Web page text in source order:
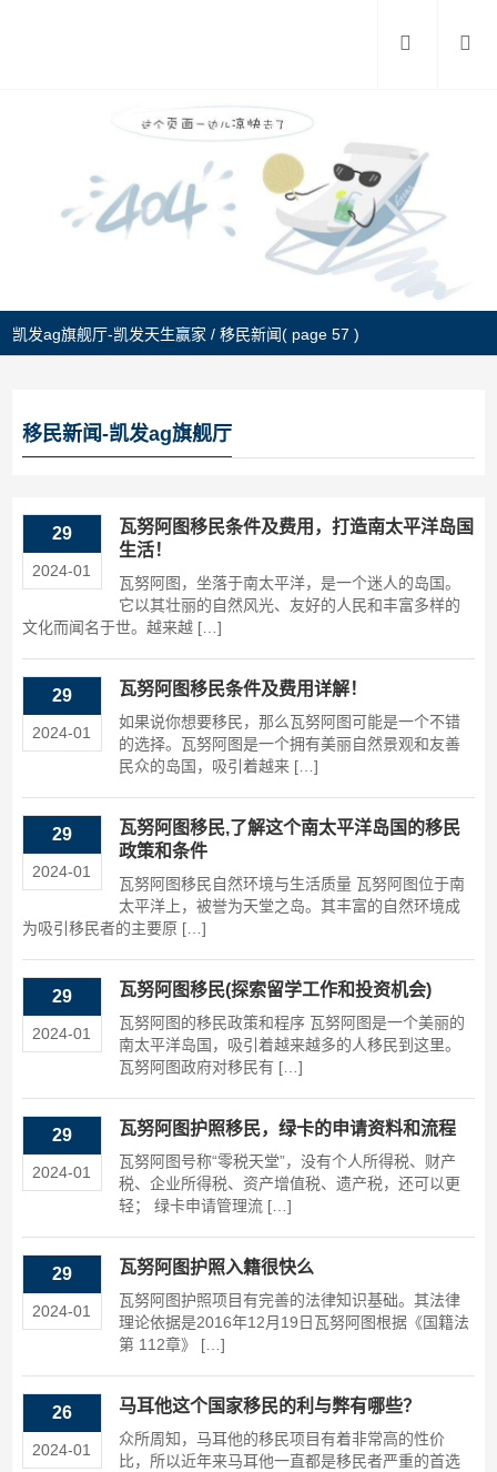
凯发ag旗舰厅-凯发天生赢家 /移民新闻( page 57 )
移民新闻-凯发ag旗舰厅
29
2024-01
瓦努阿图移民条件及费用，打造南太平洋岛国
生活！
瓦努阿图，坐落于南太平洋，是一个迷人的岛国。
它以其壮丽的自然风光、友好的人民和丰富多样的
文化而闻名于世。越来越 […]
29
2024-01
瓦努阿图移民条件及费用详解！
如果说你想要移民，那么瓦努阿图可能是一个不错
的选择。瓦努阿图是一个拥有美丽自然景观和友善
民众的岛国，吸引着越来 […]
29
2024-01
瓦努阿图移民,了解这个南太平洋岛国的移民
政策和条件
瓦努阿图移民自然环境与生活质量 瓦努阿图位于南
太平洋上，被誉为天堂之岛。其丰富的自然环境成
为吸引移民者的主要原 […]
29
2024-01
瓦努阿图移民(探索留学工作和投资机会)
瓦努阿图的移民政策和程序 瓦努阿图是一个美丽的
南太平洋岛国，吸引着越来越多的人移民到这里。
瓦努阿图政府对移民有 […]
29
2024-01
瓦努阿图护照移民，绿卡的申请资料和流程
瓦努阿图号称“零税天堂”，没有个人所得税、财产
税、企业所得税、资产增值税、遗产税，还可以更
轻； 绿卡申请管理流 […]
29
2024-01
瓦努阿图护照入籍很快么
瓦努阿图护照项目有完善的法律知识基础。其法律
理论依据是2016年12月19日瓦努阿图根据《国籍法
第 112章》 […]
26
2024-01
马耳他这个国家移民的利与弊有哪些？
众所周知，马耳他的移民项目有着非常高的性价
比，所以近年来马耳他一直都是移民者严重的首选